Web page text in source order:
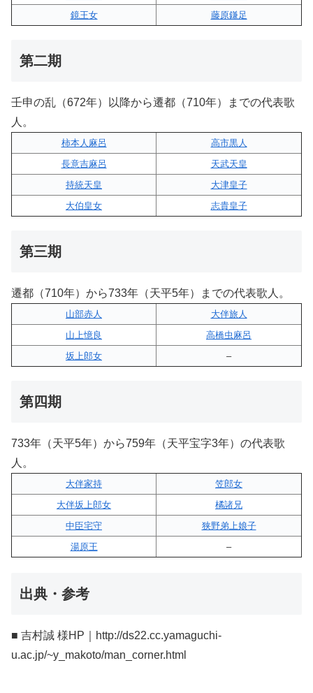
鏡王女
藤原鎌足
第二期
壬申の乱（672年）以降から遷都（710年）までの代表歌
人。
柿本人麻呂
高市黒人
長意吉麻呂
天武天皇
持統天皇
大津皇子
大伯皇女
志貴皇子
第三期
遷都（710年）から733年（天平5年）までの代表歌人。
山部赤人
大伴旅人
山上憶良
高橋虫麻呂
坂上郎女
–
第四期
733年（天平5年）から759年（天平宝字3年）の代表歌
人。
大伴家持
笠郎女
大伴坂上郎女
橘諸兄
中臣宅守
狭野弟上娘子
湯原王
–
出典・参考
■ 吉村誠 様HP｜http://ds22.cc.yamaguchi-
u.ac.jp/~y_makoto/man_corner.html